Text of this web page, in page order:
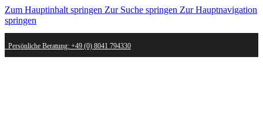
Zum Hauptinhalt springen Zur Suche springen Zur Hauptnavigation
springen
Persönliche Beratung: +49 (0) 8041 794330